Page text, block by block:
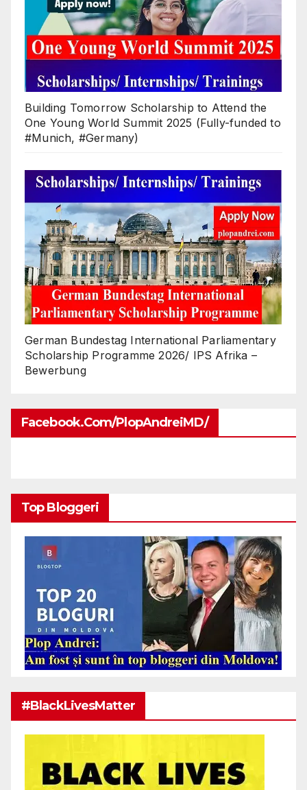
Building Tomorrow Scholarship to Attend the
One Young World Summit 2025 (Fully-funded to
#Munich, #Germany)
German Bundestag International Parliamentary
Scholarship Programme 2026/ IPS Afrika –
Bewerbung
Facebook.com/PlopAndreiMD/
Top Bloggeri
#BlackLivesMatter